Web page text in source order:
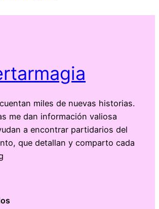
miles de nuevas historias.
me dan información valiosa
a encontrar partidarios del
que detallan y comparto cada